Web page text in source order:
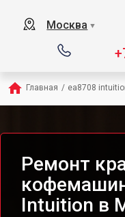
Москва ▼
Главная / ea8708
Ремонт
Intuition в